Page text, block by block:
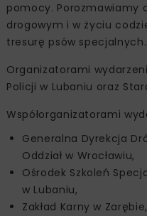
pomocy. Porozmawiamy
drogowym i w życiu
tresurę psów specjalnych.
Organizatorami
Policji w Lubaniu oraz
Współorganizatorami
Generalna Dyrekcja
Oddział w Wrocławiu,
Ośrodek Szkoleń
w Lubaniu,
Zakład Karny w Zarębie,